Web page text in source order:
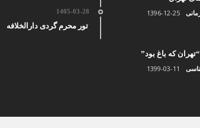
1396-12-25
که باغ بود”
1399-03-11
1405-03-28
تور محرم گردی دارالخلافه